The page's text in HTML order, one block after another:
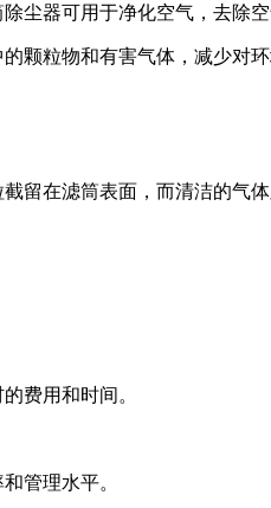
尘器可用于净化空气，去除
颗粒物和有害气体，减少对环
留在滤筒表面，而清洁的气
费用和时间。
管理水平‌。